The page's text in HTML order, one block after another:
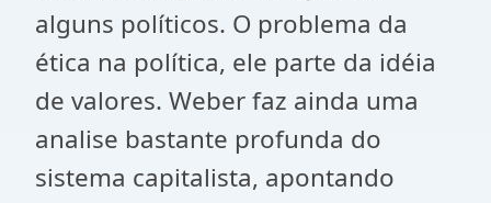
alguns políticos. O problema da
ética na política, ele parte da idéia
de valores. Weber faz ainda uma
analise bastante profunda do
sistema capitalista, apontando